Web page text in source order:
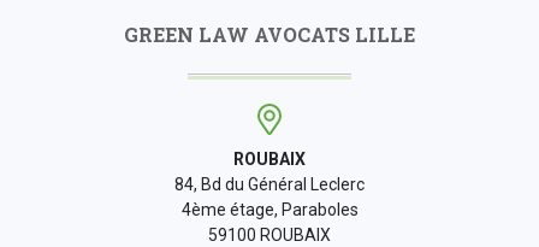
GREEN LAW AVOCATS LILLE
ROUBAIX
84, Bd du Général Leclerc
4ème étage, Paraboles
59100 ROUBAIX